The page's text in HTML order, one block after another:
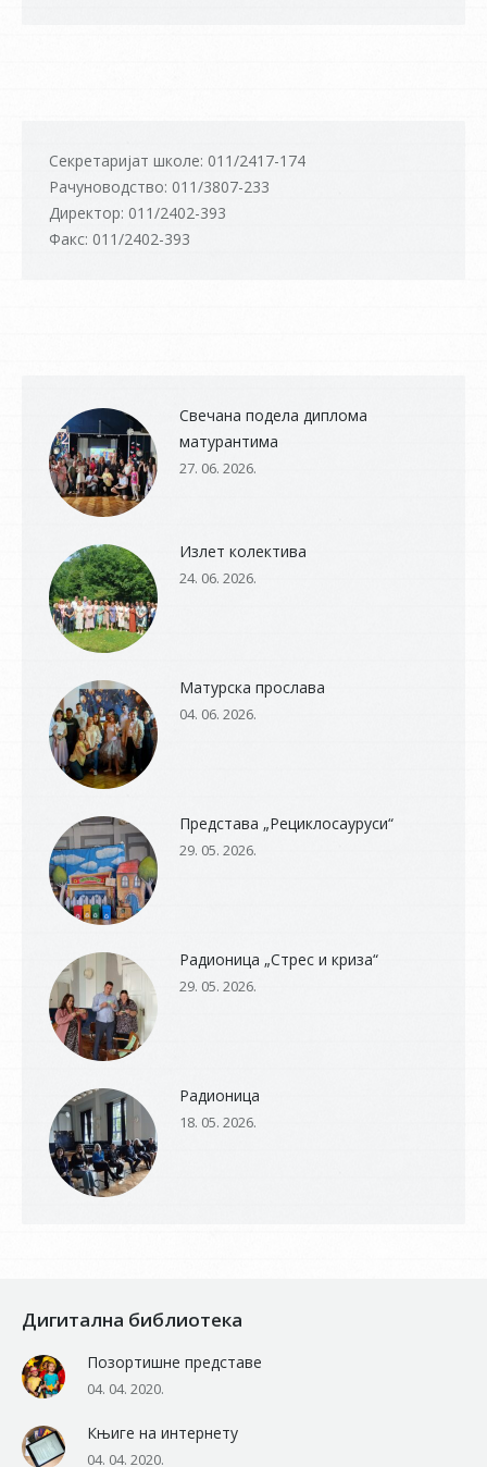
Секретаријат школе: 011/2417-174
Рачуноводство: 011/3807-233
Директор: 011/2402-393
Факс: 011/2402-393
Свечана подела диплома
матурантима
27. 06. 2026.
Излет колектива
24. 06. 2026.
Матурска прослава
04. 06. 2026.
Представа „Рециклосауруси“
29. 05. 2026.
Радионица „Стрес и криза“
29. 05. 2026.
Радионица
18. 05. 2026.
Дигитална библиотека
Позортишне представе
04. 04. 2020.
Књиге на интернету
04. 04. 2020.